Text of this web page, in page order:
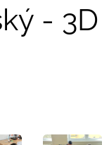
- 3D